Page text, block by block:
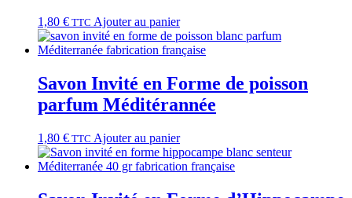
1,80 € TTC Ajouter au panier
Savon Invité en Forme de poisson
parfum Méditérannée
1,80 € TTC Ajouter au panier